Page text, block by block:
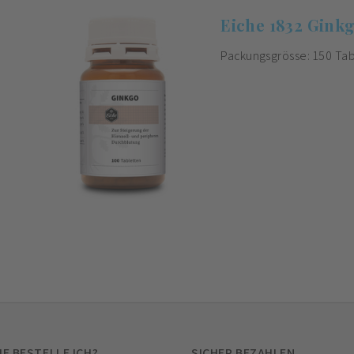
Eiche 1832
Packungsgrösse: 150